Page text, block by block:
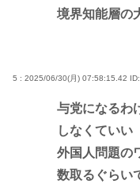
境界知能層の
5 : 2025/06/30(月) 07:58:15.42
与党になるわ
しなくていい
外国人問題の
数取るぐらい